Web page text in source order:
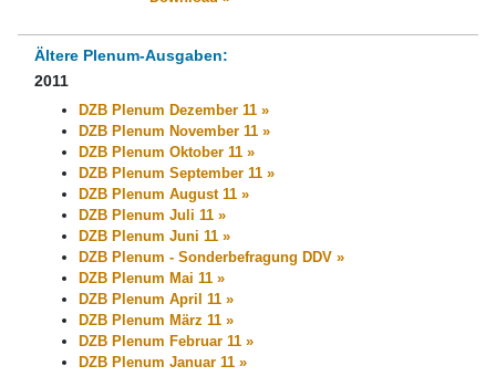
Ältere Plenum-Ausgaben:
2011
DZB Plenum Dezember 11 »
DZB Plenum November 11 »
DZB Plenum Oktober 11 »
DZB Plenum September 11 »
DZB Plenum August 11 »
DZB Plenum Juli 11 »
DZB Plenum Juni 11 »
DZB Plenum - Sonderbefragung DDV »
DZB Plenum Mai 11 »
DZB Plenum April 11 »
DZB Plenum März 11 »
DZB Plenum Februar 11 »
DZB Plenum Januar 11 »